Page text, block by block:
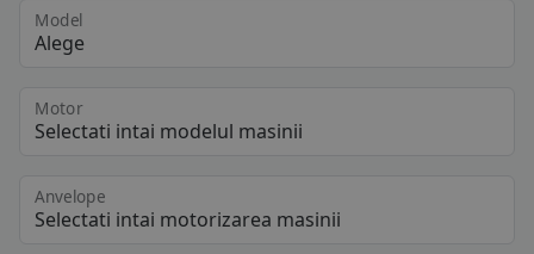
Model
Motor
Anvelope